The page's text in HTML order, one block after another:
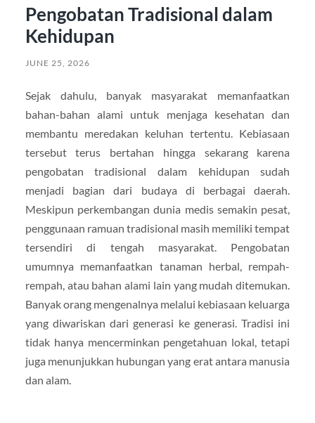
Pengobatan Tradisional dalam
Kehidupan
JUNE 25, 2026
Sejak dahulu, banyak masyarakat memanfaatkan
bahan-bahan alami untuk menjaga kesehatan dan
membantu meredakan keluhan tertentu. Kebiasaan
tersebut terus bertahan hingga sekarang karena
pengobatan tradisional dalam kehidupan sudah
menjadi bagian dari budaya di berbagai daerah.
Meskipun perkembangan dunia medis semakin pesat,
penggunaan ramuan tradisional masih memiliki tempat
tersendiri di tengah masyarakat. Pengobatan
umumnya memanfaatkan tanaman herbal, rempah-
rempah, atau bahan alami lain yang mudah ditemukan.
Banyak orang mengenalnya melalui kebiasaan keluarga
yang diwariskan dari generasi ke generasi. Tradisi ini
tidak hanya mencerminkan pengetahuan lokal, tetapi
juga menunjukkan hubungan yang erat antara manusia
dan alam.